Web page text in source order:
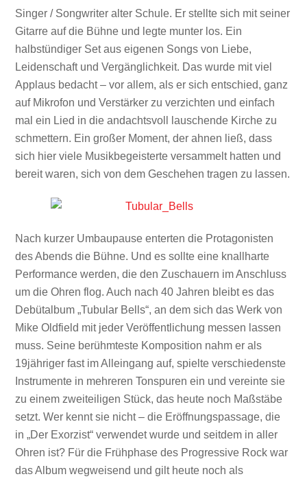
Singer / Songwriter alter Schule. Er stellte sich mit seiner
Gitarre auf die Bühne und legte munter los. Ein
halbstündiger Set aus eigenen Songs von Liebe,
Leidenschaft und Vergänglichkeit. Das wurde mit viel
Applaus bedacht – vor allem, als er sich entschied, ganz
auf Mikrofon und Verstärker zu verzichten und einfach
mal ein Lied in die andachtsvoll lauschende Kirche zu
schmettern. Ein großer Moment, der ahnen ließ, dass
sich hier viele Musikbegeisterte versammelt hatten und
bereit waren, sich von dem Geschehen tragen zu lassen.
Nach kurzer Umbaupause enterten die Protagonisten
des Abends die Bühne. Und es sollte eine knallharte
Performance werden, die den Zuschauern im Anschluss
um die Ohren flog. Auch nach 40 Jahren bleibt es das
Debütalbum „Tubular Bells“, an dem sich das Werk von
Mike Oldfield mit jeder Veröffentlichung messen lassen
muss. Seine berühmteste Komposition nahm er als
19jähriger fast im Alleingang auf, spielte verschiedenste
Instrumente in mehreren Tonspuren ein und vereinte sie
zu einem zweiteiligen Stück, das heute noch Maßstäbe
setzt. Wer kennt sie nicht – die Eröffnungspassage, die
in „Der Exorzist“ verwendet wurde und seitdem in aller
Ohren ist? Für die Frühphase des Progressive Rock war
das Album wegweisend und gilt heute noch als